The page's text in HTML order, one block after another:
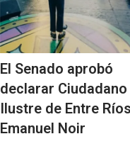
El Senado aprobó
declarar Ciudadano
Ilustre de Entre
Emanuel Noir